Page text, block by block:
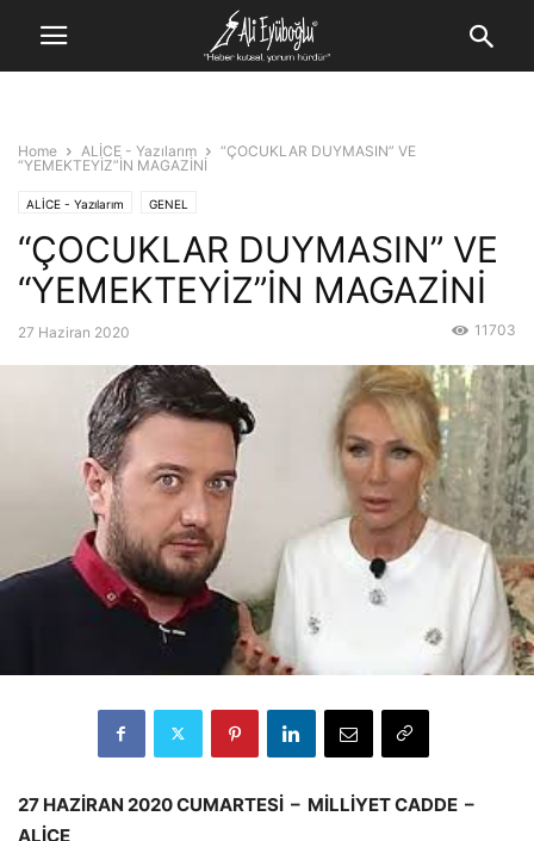
Home ALİCE - Yazılarım
“ÇOCUKLAR DUYMASIN” VE
“YEMEKTEYİZ”İN MAGAZİNİ
ALİCE - Yazılarım GENEL
“ÇOCUKLAR DUYMASIN” VE
“YEMEKTEYİZ”İN MAGAZİNİ
27 Haziran 2020 11703
27 HAZİRAN 2020 CUMARTESİ – MİLLİYET CADDE –
ALİCE